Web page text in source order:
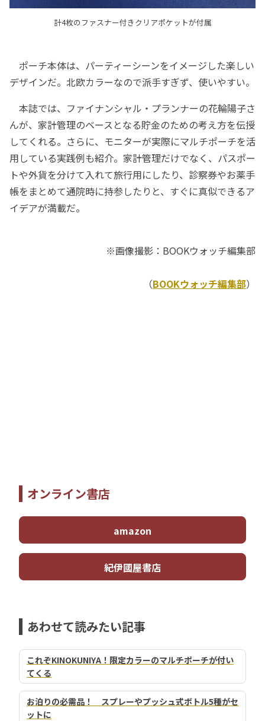
計4枚のファスナー付きクリアポケットが付属
ポーチ本体は、パーティーシーンをイメージした楽しい
デザインだ。北欧カラーなので派手すぎず、使いやすい。
本誌では、ファイナンシャル・プランナーの花輪陽子さ
んが、家計管理のベースとなる貯金のための考え方を伝授
してくれる。さらに、モニターが実際にマルチポーチを活
用している実践例も紹介。家計管理だけでなく、パスポー
トや外貨を分けて入れて旅行用にしたり、診察券やお薬手
帳をまとめて通院時に持参したりと、すぐに真似できるア
イデアが満載だ。
※画像撮影：BOOKウォッチ編集部
（BOOKウォッチ編集部）
オンライン書店
amazon
紀伊國屋書店
あわせて読みたい記事
これぞKINOKUNIYA！限定カラーのマルチポーチが付い
てくる
お泊りの必需品！ スプレーやプッシュ式ボトル5種がセ
ットに